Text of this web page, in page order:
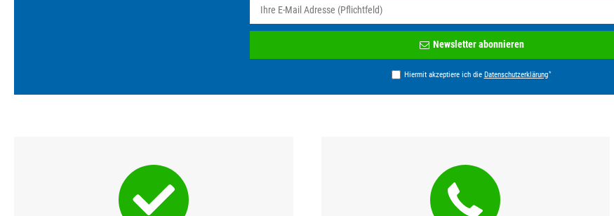
Newsletter abonnieren
Hiermit akzeptiere ich die Daten­schutz­erklärung*